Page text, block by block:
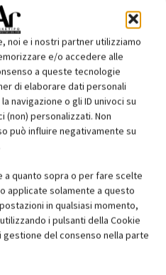
noi e i nostri partner utilizziamo
e/o accedere alle
a queste tecnologie
di elaborare dati personali
navigazione o gli ID univoci su
(non) personalizzati. Non
può influire negativamente su
quanto sopra o per fare scelte
applicate solamente a questo
in qualsiasi momento,
i pulsanti della Cookie
del consenso nella parte
Milano 2026
e SIMA al Senato